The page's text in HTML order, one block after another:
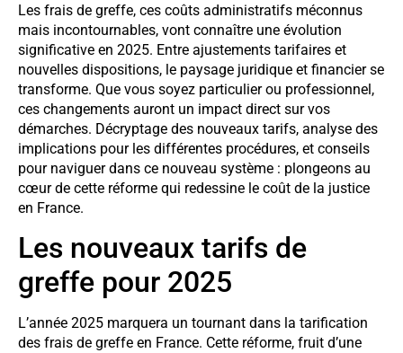
Les frais de greffe, ces coûts administratifs méconnus
mais incontournables, vont connaître une évolution
significative en 2025. Entre ajustements tarifaires et
nouvelles dispositions, le paysage juridique et financier se
transforme. Que vous soyez particulier ou professionnel,
ces changements auront un impact direct sur vos
démarches. Décryptage des nouveaux tarifs, analyse des
implications pour les différentes procédures, et conseils
pour naviguer dans ce nouveau système : plongeons au
cœur de cette réforme qui redessine le coût de la justice
en France.
Les nouveaux tarifs de
greffe pour 2025
L’année 2025 marquera un tournant dans la tarification
des frais de greffe en France. Cette réforme, fruit d’une